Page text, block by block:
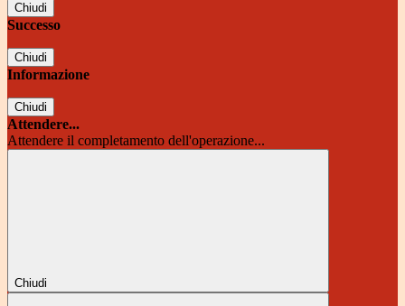
Chiudi
Successo
Chiudi
Informazione
Chiudi
Attendere...
Attendere il completamento dell'operazione...
Chiudi